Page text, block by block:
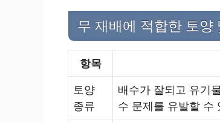
무 재배에 적합한 토양
항목
토양
종류
배수가 잘되고 유기
수 문제를 유발할 수